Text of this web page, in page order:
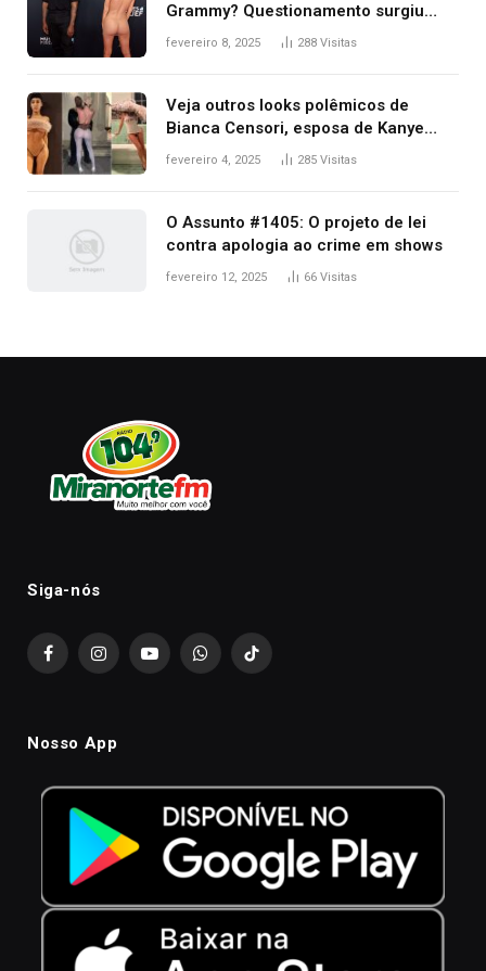
Grammy? Questionamento surgiu
após Bianca Censori, mulher de
fevereiro 8, 2025 288 Visitas
Veja outros looks polêmicos de
Bianca Censori, esposa de Kanye
West que apareceu nua no Grammy
fevereiro 4, 2025 285 Visitas
O Assunto #1405: O projeto de lei
contra apologia ao crime em shows
fevereiro 12, 2025 66 Visitas
Siga-nós
FacebookInstagramYouTubeWhatsAppTikTok
Nosso App